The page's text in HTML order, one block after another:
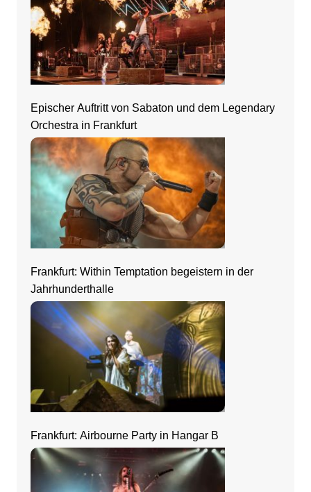
Epischer Auftritt von Sabaton und dem Legendary
Orchestra in Frankfurt
Frankfurt: Within Temptation begeistern in der
Jahrhunderthalle
Frankfurt: Airbourne Party in Hangar B